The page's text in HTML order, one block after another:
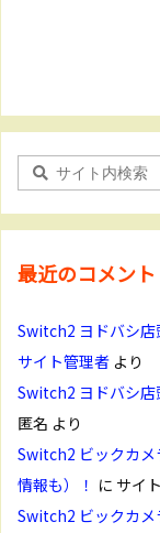
最近のコメント
Switch2 ヨドバシ店
サイト管理者 より
Switch2 ヨドバシ店
匿名 より
Switch2 ビックカメ
情報も）！ に サイ
Switch2 ビックカメ